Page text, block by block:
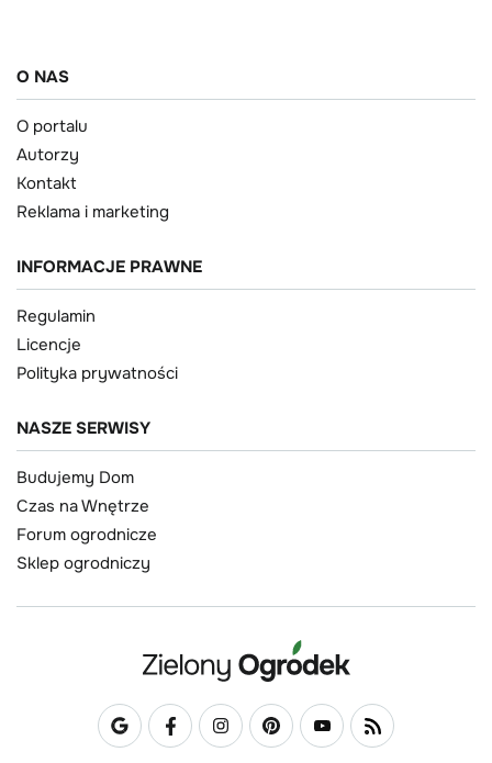
O NAS
O portalu
Autorzy
Kontakt
Reklama i marketing
INFORMACJE PRAWNE
Regulamin
Licencje
Polityka prywatności
NASZE SERWISY
Budujemy Dom
Czas na Wnętrze
Forum ogrodnicze
Sklep ogrodniczy